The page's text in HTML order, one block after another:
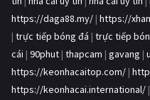
https://daga88.my/ | https://
| trực tiếp bóng đá | trực tiếp
cái | 90phut | thapcam | gavang |
https://keonhacaitop.com/ |
https://keonhacai.international/ |